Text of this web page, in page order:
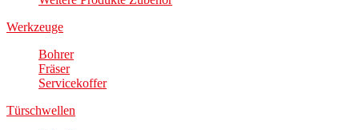
Werkzeuge
Bohrer
Fräser
Servicekoffer
Türschwellen